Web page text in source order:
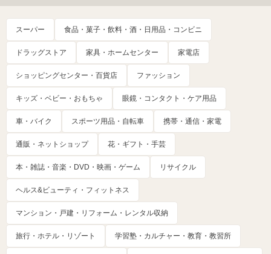
スーパー 食品・菓子・飲料・酒・日用品・コンビニ
ドラッグストア 家具・ホームセンター 家電店
ショッピングセンター・百貨店 ファッション
キッズ・ベビー・おもちゃ 眼鏡・コンタクト・ケア用品
車・バイク スポーツ用品・自転車 携帯・通信・家電
通販・ネットショップ 花・ギフト・手芸
本・雑誌・音楽・DVD・映画・ゲーム リサイクル
ヘルス&ビューティ・フィットネス
マンション・戸建・リフォーム・レンタル収納
旅行・ホテル・リゾート 学習塾・カルチャー・教育・教習所